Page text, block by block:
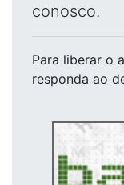
conosco.
Para liberar o
responda ao